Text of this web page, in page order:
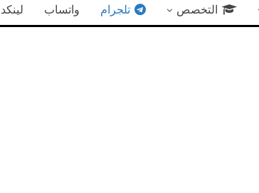
التخصص تلجرام واتساب